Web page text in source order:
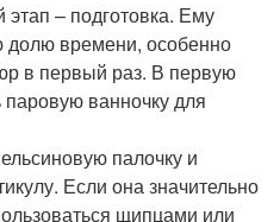
– подготовка. Ему
долю времени, особенно
в первый раз. В первую
паровую ванночку для
палочку и
Если она значительно
щипцами или